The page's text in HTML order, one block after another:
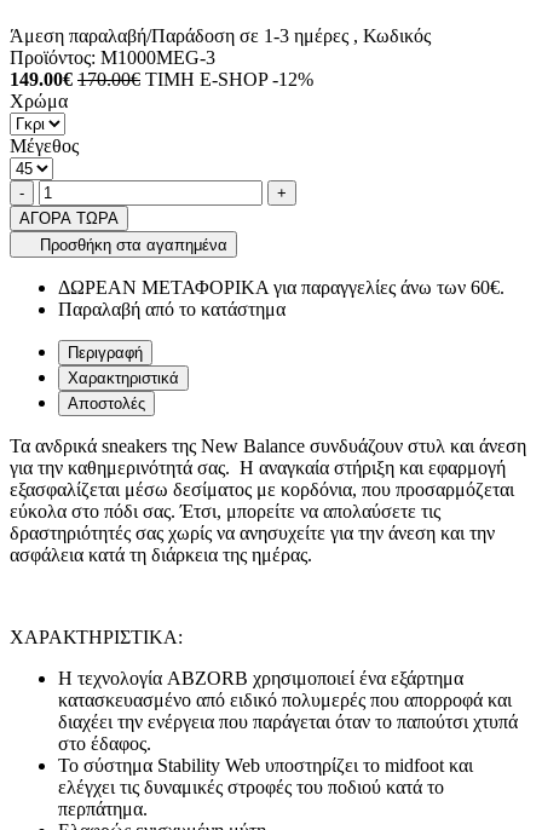
Άμεση παραλαβή/Παράδοση σε 1-3 ημέρες , Κωδικός
Προϊόντος: M1000MEG-3
149.00€ 170.00€ ΤΙΜΗ E-SHOP -12%
Χρώμα
Μέγεθος
Ποσότητα
-product.increase.quantity +
ΑΓΟΡΑ ΤΩΡΑ
Προσθήκη στα αγαπημένα
ΔΩΡΕΑΝ ΜΕΤΑΦΟΡΙΚΑ για παραγγελίες άνω των 60€.
Παραλαβή από το κατάστημα
Περιγραφή
Χαρακτηριστικά
Αποστολές
Τα ανδρικά sneakers της New Balance συνδυάζουν στυλ και άνεση
για την καθημερινότητά σας. Η αναγκαία στήριξη και εφαρμογή
εξασφαλίζεται μέσω δεσίματος με κορδόνια, που προσαρμόζεται
εύκολα στο πόδι σας. Έτσι, μπορείτε να απολαύσετε τις
δραστηριότητές σας χωρίς να ανησυχείτε για την άνεση και την
ασφάλεια κατά τη διάρκεια της ημέρας.
ΧΑΡΑΚΤΗΡΙΣΤΙΚΑ:
Η τεχνολογία ABZORB χρησιμοποιεί ένα εξάρτημα
κατασκευασμένο από ειδικό πολυμερές που απορροφά και
διαχέει την ενέργεια που παράγεται όταν το παπούτσι χτυπά
στο έδαφος.
Το σύστημα Stability Web υποστηρίζει το midfoot και
ελέγχει τις δυναμικές στροφές του ποδιού κατά το
περπάτημα.